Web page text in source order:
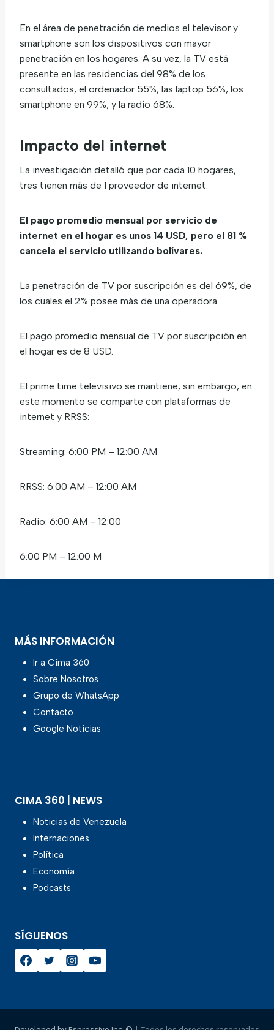
En el área de penetración de medios el televisor y
smartphone son los dispositivos con mayor
penetración en los hogares. A su vez, la TV está
presente en las residencias del 98% de los
consultados, el ordenador 55%, las laptop 56%, los
smartphone en 99%; y la radio 68%.
Impacto del internet
La investigación detalló que por cada 10 hogares,
tres tienen más de 1 proveedor de internet.
El pago promedio mensual por servicio de
internet en el hogar es unos 14 USD, pero el 81 %
cancela el servicio utilizando bolívares.
La penetración de TV por suscripción es del 69%, de
los cuales el 2% posee más de una operadora.
El pago promedio mensual de TV por suscripción en
el hogar es de 8 USD.
El prime time televisivo se mantiene, sin embargo, en
este momento se comparte con plataformas de
internet y RRSS:
Streaming: 6:00 PM – 12:00 AM
RRSS: 6:00 AM – 12:00 AM
Radio: 6:00 AM – 12:00
6:00 PM – 12:00 M
MÁS INFORMACIÓN
Ir a Cima 360
Sobre Nosotros
Grupo de WhatsApp
Contacto
Google Noticias
CIMA 360 | NEWS
Noticias de Venezuela
Internaciones
Política
Economía
Podcasts
SÍGUENOS